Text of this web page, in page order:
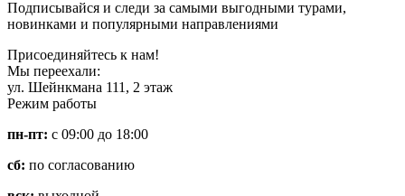
Подписывайся и следи за самыми выгодными турами,
новинками и популярными направлениями
Присоединяйтесь к нам!
Мы переехали:
ул. Шейнкмана 111, 2 этаж
Режим работы
пн-пт: с 09:00 до 18:00
сб: по согласованию